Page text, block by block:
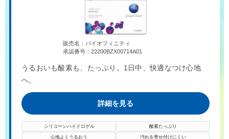
販売名：バイオフィニティ
承認番号：22200BZX00714A01
うるおいも酸素も、たっぷり。1日中、快適なつけ心地
へ。
詳細を見る
シリコーンハイドロゲル 酸素たっぷり
心地よくうるおう 汚れを寄せ付けにくい